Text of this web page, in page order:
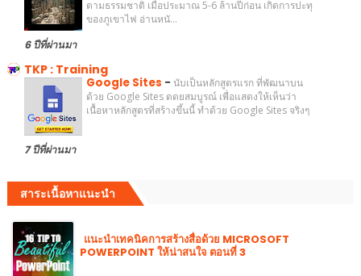
ตามธรรมชาติ เมื่อประมาณ 5-6 ล้านปีก่อน เกิดการปะทุ
ของภูเขาไฟ อ่านหนั...
6 ปีที่ผ่านมา
TKP : Training
Google Sites - นับเป็นหลักสูตรแรก ที่พัฒนาบน
ด้วย Google Sites ดดยสมบูรณ์ เพื่อแสดงให้เห็นว่า
เนื้อหาหลักสูตรที่สร้างขึ้นนี้ ทำด้วย Google Sites จริงๆ
7 ปีที่ผ่านมา
สาระเนื้อหาแนะนำ
แนะนำเทคนิคการสร้างสื่อด้วย MICROSOFT
POWERPOINT ให้น่าสนใจ ตอนที่ 3